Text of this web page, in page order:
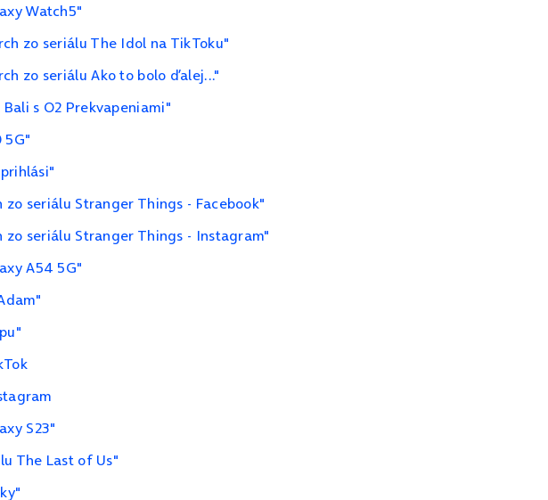
Watch5"
zo seriálu The Idol na TikToku"
zo seriálu Ako to bolo ďalej..."
s O2 Prekvapeniami"
5G"
seriálu Stranger Things - Facebook"
seriálu Stranger Things - Instagram"
A54 5G"
S23"
The Last of Us"